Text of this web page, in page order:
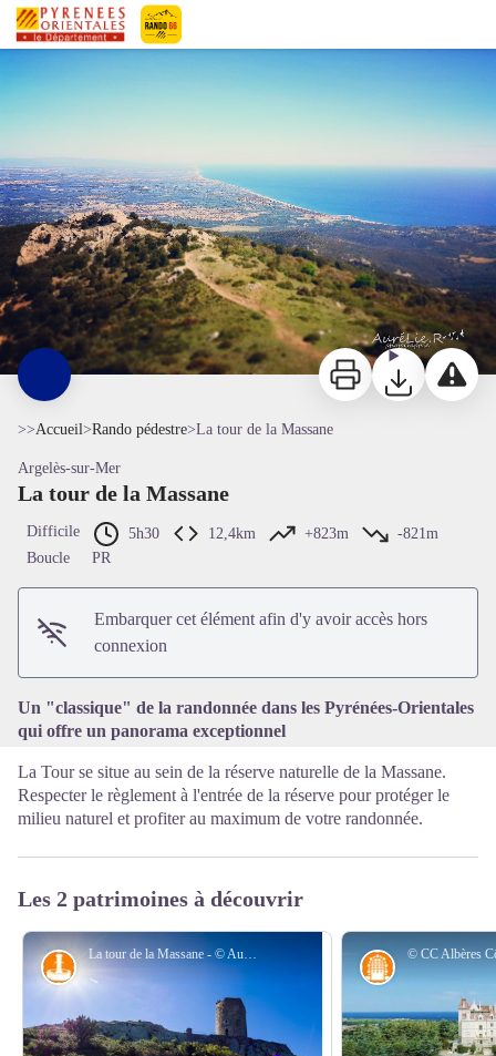
Pyrénées-Orientales Le Département
La tour de la Massane
ImprimerTéléchargerSignaler
>>Accueil>Rando pédestre>La tour de la Massane
Argelès-sur-Mer
La tour de la Massane
Difficile 5h30 12,4km +823m
-821m
Boucle
PR
Embarquer cet élément afin d'y avoir accès hors
connexion
Un "classique" de la randonnée dans les Pyrénées-Orientales
qui offre un panorama exceptionnel
La Tour se situe au sein de la réserve naturelle de la Massane.
Respecter le règlement à l'entrée de la réserve pour protéger le
milieu naturel et profiter au maximum de votre randonnée.
Les 2 patrimoines à découvrir
La tour de la Massane - © Aurélie Rubio
Petit patrimoine Architecture